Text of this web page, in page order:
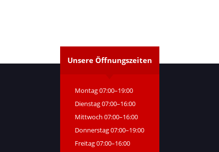
Unsere Öffnungszeiten
Montag 07:00–19:00
Dienstag 07:00–16:00
Mittwoch 07:00–16:00
Donnerstag 07:00–19:00
Freitag 07:00–16:00